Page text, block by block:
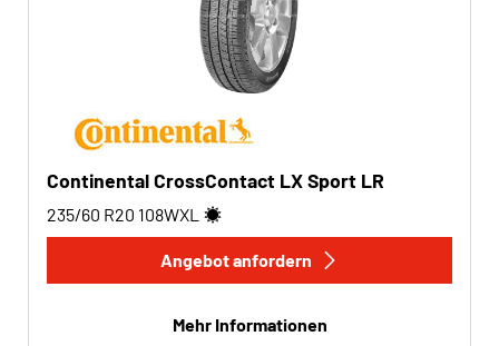
Continental CrossContact LX Sport LR
235/60 R20 108WXL
Angebot anfordern
Mehr Informationen